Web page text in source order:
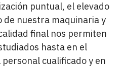
puntual, el elevado
de nuestra maquinaria y
final nos permiten
hasta en el
cualificado y en